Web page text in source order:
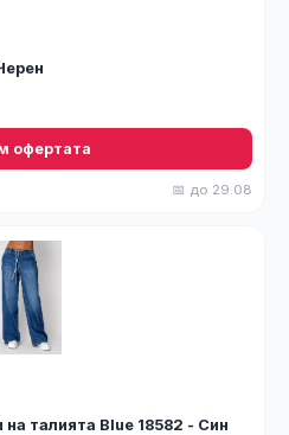
офертата
📅 до 29.08
на талията Blue 18582 - Син